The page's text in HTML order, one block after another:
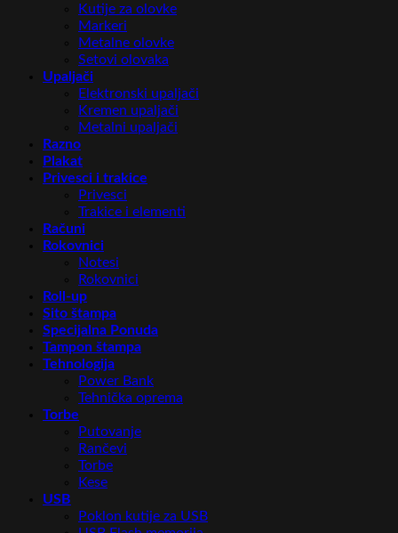
Kutije za olovke
Markeri
Metalne olovke
Setovi olovaka
Upaljači
Elektronski upaljači
Kremen upaljači
Metalni upaljači
Razno
Plakat
Privesci i trakice
Privesci
Trakice i elementi
Računi
Rokovnici
Notesi
Rokovnici
Roll-up
Sito štampa
Specijalna Ponuda
Tampon štampa
Tehnologija
Power Bank
Tehnička oprema
Torbe
Putovanje
Rančevi
Torbe
Kese
USB
Poklon kutije za USB